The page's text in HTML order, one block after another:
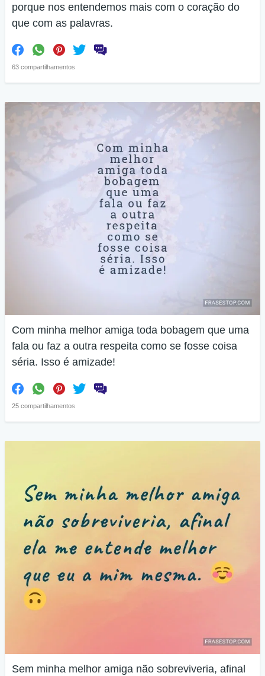
porque nos entendemos mais com o coração do
que com as palavras.
63 compartilhamentos
Com minha melhor amiga toda bobagem que uma
fala ou faz a outra respeita como se fosse coisa
séria. Isso é amizade!
25 compartilhamentos
Sem minha melhor amiga não sobreviveria, afinal